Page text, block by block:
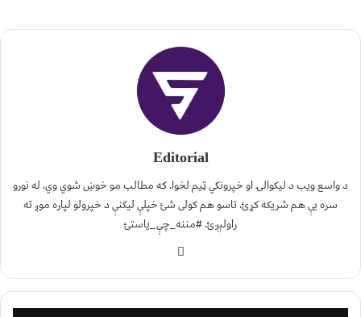
Editorial
د واسع ویب د لیکوالۍ او خپرونکي ټیم لخوا. که مطالب مو خوښ شوي وي، له نورو
سره یې هم شریکه کړئ. تاسو هم کولی شئ خپلې لیکنې د خپرولو لپاره موږ ته
راولېږئ. #مننه_چې_یاستئ